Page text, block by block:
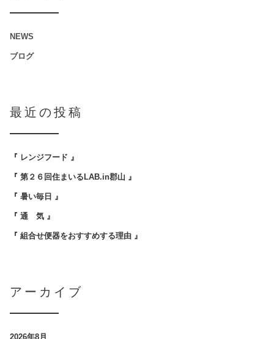
NEWS
ブログ
最近の投稿
『 レンジフード 』
『 第２６回住まいるLAB.in郡山 』
『 暑い毎日 』
『 通 気 』
『 組合せ便器をおすすめする理由 』
アーカイブ
2026年8月